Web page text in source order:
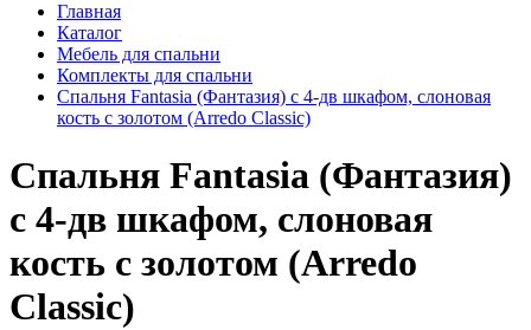
Главная
Каталог
Мебель для спальни
Комплекты для спальни
Спальня Fantasia (Фантазия) с 4-дв шкафом, слоновая
кость с золотом (Arredo Classic)
Спальня Fantasia (Фантазия)
с 4-дв шкафом, слоновая
кость с золотом (Arredo
Classic)